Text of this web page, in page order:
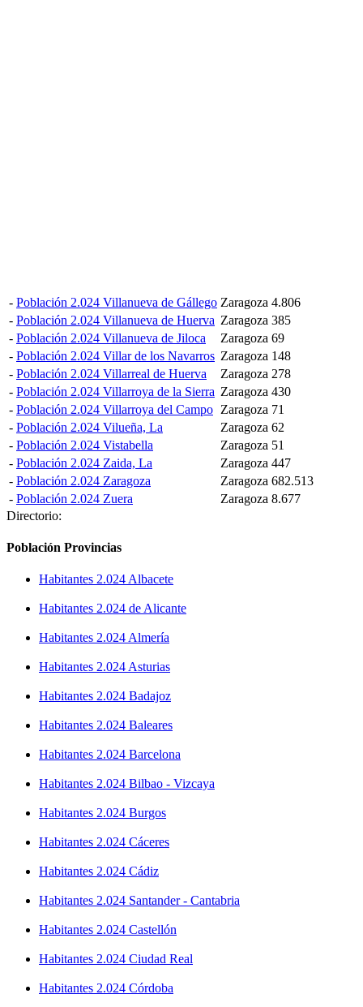
- Población 2.024 Villanueva de Gállego Zaragoza 4.806
- Población 2.024 Villanueva de Huerva Zaragoza 385
- Población 2.024 Villanueva de Jiloca Zaragoza 69
- Población 2.024 Villar de los Navarros Zaragoza 148
- Población 2.024 Villarreal de Huerva Zaragoza 278
- Población 2.024 Villarroya de la Sierra Zaragoza 430
- Población 2.024 Villarroya del Campo Zaragoza 71
- Población 2.024 Vilueña, La Zaragoza 62
- Población 2.024 Vistabella Zaragoza 51
- Población 2.024 Zaida, La Zaragoza 447
- Población 2.024 Zaragoza Zaragoza 682.513
- Población 2.024 Zuera Zaragoza 8.677
Directorio:
Población Provincias
Habitantes 2.024 Albacete
Habitantes 2.024 de Alicante
Habitantes 2.024 Almería
Habitantes 2.024 Asturias
Habitantes 2.024 Badajoz
Habitantes 2.024 Baleares
Habitantes 2.024 Barcelona
Habitantes 2.024 Bilbao - Vizcaya
Habitantes 2.024 Burgos
Habitantes 2.024 Cáceres
Habitantes 2.024 Cádiz
Habitantes 2.024 Santander - Cantabria
Habitantes 2.024 Castellón
Habitantes 2.024 Ciudad Real
Habitantes 2.024 Córdoba